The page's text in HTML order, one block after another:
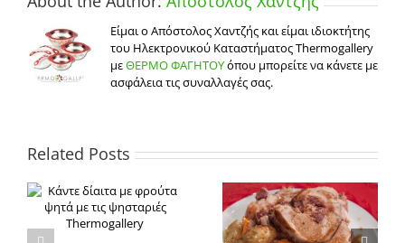
biscotti
με
φιστίκια
Είμαι ο Απόστολος Χαντζής και είμαι ιδιοκτήτης
του Ηλεκτρονικού Καταστήματος Thermogallery
μεΘΕΡΜΟ ΦΑΓΗΤΟΥόπου μπορείτε να κάνετε με
ασφάλεια τις συναλλαγές σας.
Related Posts